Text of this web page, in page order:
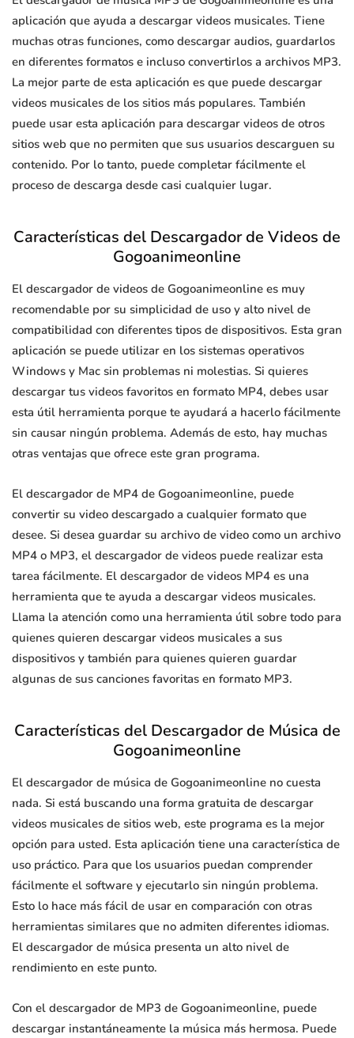
aplicación que ayuda a descargar videos musicales. Tiene
muchas otras funciones, como descargar audios, guardarlos
en diferentes formatos e incluso convertirlos a archivos MP3.
La mejor parte de esta aplicación es que puede descargar
videos musicales de los sitios más populares. También
puede usar esta aplicación para descargar videos de otros
sitios web que no permiten que sus usuarios descarguen su
contenido. Por lo tanto, puede completar fácilmente el
proceso de descarga desde casi cualquier lugar.
Características del Descargador de Videos de
Gogoanimeonline
El descargador de videos de Gogoanimeonline es muy
recomendable por su simplicidad de uso y alto nivel de
compatibilidad con diferentes tipos de dispositivos. Esta gran
aplicación se puede utilizar en los sistemas operativos
Windows y Mac sin problemas ni molestias. Si quieres
descargar tus videos favoritos en formato MP4, debes usar
esta útil herramienta porque te ayudará a hacerlo fácilmente
sin causar ningún problema. Además de esto, hay muchas
otras ventajas que ofrece este gran programa.
El descargador de MP4 de Gogoanimeonline, puede
convertir su video descargado a cualquier formato que
desee. Si desea guardar su archivo de video como un archivo
MP4 o MP3, el descargador de videos puede realizar esta
tarea fácilmente. El descargador de videos MP4 es una
herramienta que te ayuda a descargar videos musicales.
Llama la atención como una herramienta útil sobre todo para
quienes quieren descargar videos musicales a sus
dispositivos y también para quienes quieren guardar
algunas de sus canciones favoritas en formato MP3.
Características del Descargador de Música de
Gogoanimeonline
El descargador de música de Gogoanimeonline no cuesta
nada. Si está buscando una forma gratuita de descargar
videos musicales de sitios web, este programa es la mejor
opción para usted. Esta aplicación tiene una característica de
uso práctico. Para que los usuarios puedan comprender
fácilmente el software y ejecutarlo sin ningún problema.
Esto lo hace más fácil de usar en comparación con otras
herramientas similares que no admiten diferentes idiomas.
El descargador de música presenta un alto nivel de
rendimiento en este punto.
Con el descargador de MP3 de Gogoanimeonline, puede
descargar instantáneamente la música más hermosa. Puede